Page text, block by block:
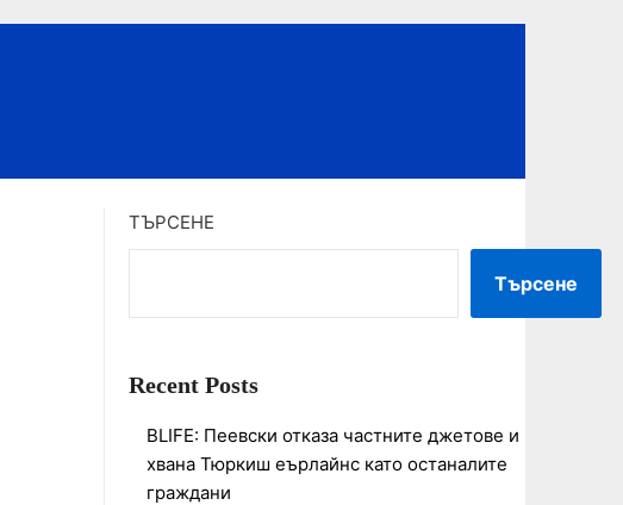
ТЪРСЕНЕ
Търсене
Recent Posts
BLIFE: Пеевски отказа частните джетове и
хвана Тюркиш еърлайнс като останалите
граждани